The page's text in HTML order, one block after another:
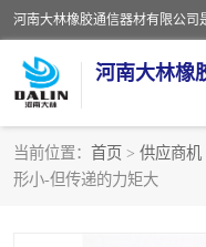
河南大林橡
当前位置： 首页 > 供应商机
形小-但传递的力矩大
推盘离合器